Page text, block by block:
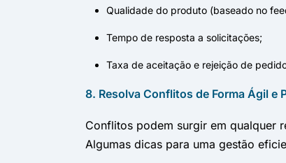
Qualidade do produto (baseado no
Tempo de resposta a solicitações;
Taxa de aceitação e rejeição de
8. Resolva Conflitos de Forma Ágil e
Conflitos podem surgir em qualquer
Algumas dicas para uma gestão